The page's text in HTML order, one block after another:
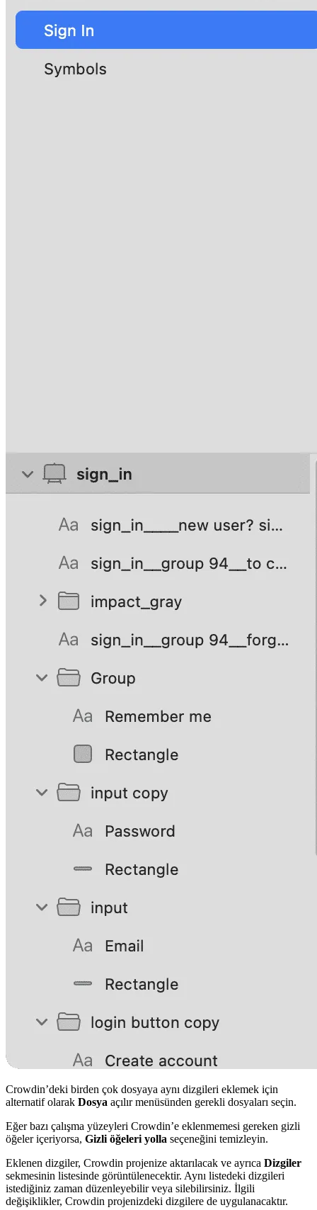
Crowdin’deki birden çok dosyaya aynı dizgileri eklemek için
alternatif olarak Dosya açılır menüsünden gerekli dosyaları seçin.
Eğer bazı çalışma yüzeyleri Crowdin’e eklenmemesi gereken gizli
öğeler içeriyorsa, Gizli öğeleri yolla seçeneğini temizleyin.
Eklenen dizgiler, Crowdin projenize aktarılacak ve ayrıca Dizgiler
sekmesinin listesinde görüntülenecektir. Aynı listedeki dizgileri
istediğiniz zaman düzenleyebilir veya silebilirsiniz. İlgili
değişiklikler, Crowdin projenizdeki dizgilere de uygulanacaktır.